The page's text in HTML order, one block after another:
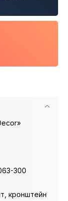
300
кронштейн